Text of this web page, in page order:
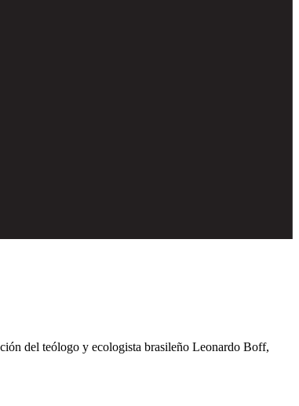
del teólogo y ecologista brasileño Leonardo Boff,